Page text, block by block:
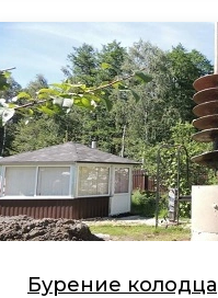
Бурение колодца